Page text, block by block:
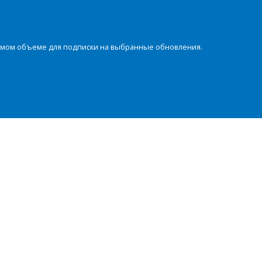
объеме для подписки на выбранные обновления.